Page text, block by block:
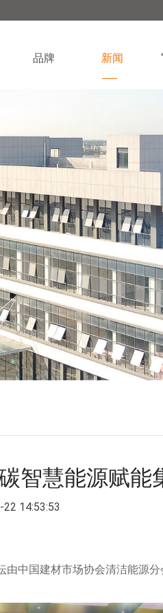
品牌 新闻
智慧能源赋能
14:53:53
中国建材市场协会清洁能源